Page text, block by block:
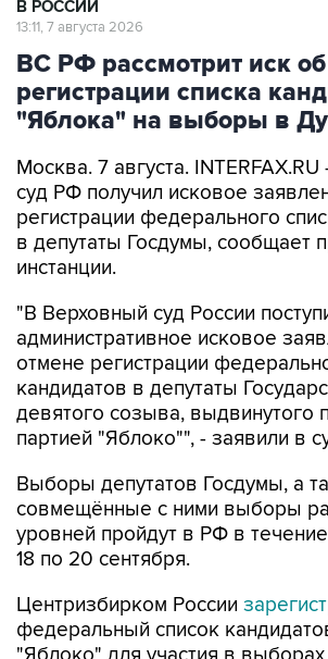
ВС РФ рассмотрит иск об
регистрации списка
"Яблока" на выборы в
Москва. 7 августа. INTERFAX.RU
регистрации федерального
в депутаты Госдумы, сообщает
инстанции.
"В Верховный суд России
отмене регистрации
кандидатов в депутаты
девятого созыва, выдвинутого
партией "Яблоко"", - заявили в
Выборы депутатов Госдумы, а
уровней пройдут в РФ в течение
18 по 20 сентября.
Центризбирком России
"Яблоко" для участия в выборах
Госдумы IX созыва, которые